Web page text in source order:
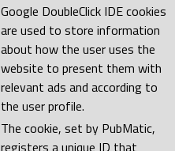
Google DoubleClick IDE cookies
are used to store information
about how the user uses the
website to present them with
relevant ads and according to
the user profile.
The cookie, set by PubMatic,
registers a unique ID that